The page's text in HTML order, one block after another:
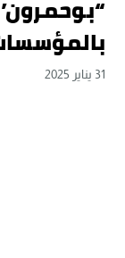
31 يناير 2025